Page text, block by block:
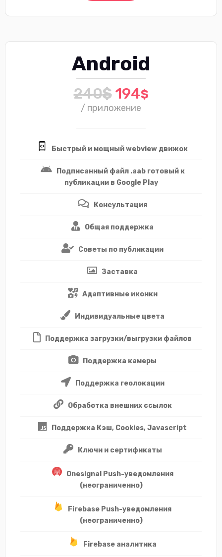
Android
240$ 194$
/ приложение
Быстрый и мощный webview движок
Подписанный файл .aab готовый к
публикации в Google Play
Консультация
Общая поддержка
Советы по публикации
Заставка
Адаптивные иконки
Индивидуальные цвета
Поддержка загрузки/выгрузки файлов
Поддержка камеры
Поддержка геолокации
Обработка внешних ссылок
Поддержка Кэш, Cookies, Javascript
Ключи и сертификаты
Onesignal Push-уведомления
(неограниченно)
Firebase Push-уведомления
(неограниченно)
Firebase аналитика